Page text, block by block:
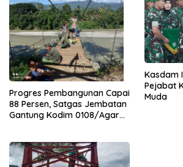
Progres Pembangunan Capai
88 Persen, Satgas Jembatan
Gantung Kodim 0108/Agara
Kasdam
Pejabat
Muda